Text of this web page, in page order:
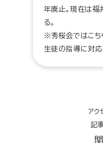
年廃止。現在は福
る。
※秀桜会ではこち
生徒の指導に対応
ア
記